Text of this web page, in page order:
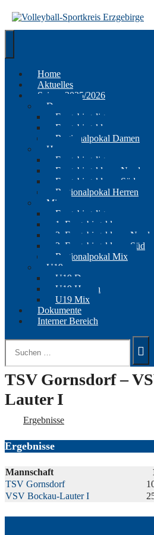
zum
Inhalt
Home
Aktuelles
Saison 2025/2026
Damen
Erzgebirgsliga
Erzgebirgsklasse
Regionalpokal Damen
Herren
Erzgebirgsliga
Erzgebirgsklasse Nord
Erzgebirgsklasse Süd
Regionalpokal Herren
Mix
Erzgebirgsliga
1. Erzgebirgsklasse
2. Erzgebirgsklasse Nord
2. Erzgebirgsklasse Süd
Regionalpokal Mix
U19
U19 Damen
U19 Herren
U19 Mix
Dokumente
Interner Bereich
Suchen
nach:
TSV Gornsdorf –
Lauter I
Ergebnisse
Ergebnisse
Mannschaft
TSV Gornsdorf
VSV Bockau-Lauter I